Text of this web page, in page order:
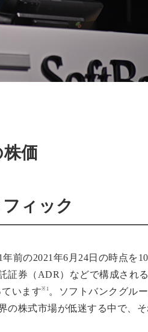
価
ィック
前の2021年6月24日の時点を
証券（ADR）などで構成され
います※1 。ソフトバンクグル
の株式市場が低迷する中で、